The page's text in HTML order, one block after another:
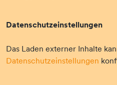
Datenschutzeinstellungen
Das Laden externer Inhalte
Datenschutzeinstellungen